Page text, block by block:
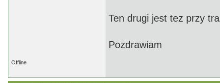
Ten drugi jest tez przy
Pozdrawiam
Offline